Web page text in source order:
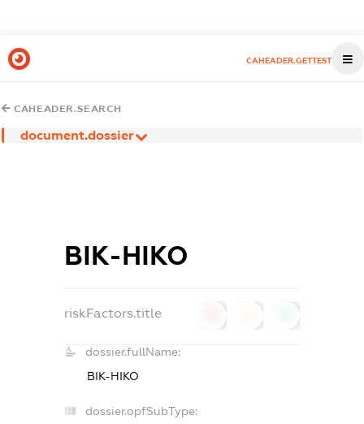
CAHEADER.GETTEST
CAHEADER.SEARCH
document.dossier
ВІК-НІКО
riskFactors.title
dossier.fullName:
ВІК-НІКО
dossier.opfSubType: